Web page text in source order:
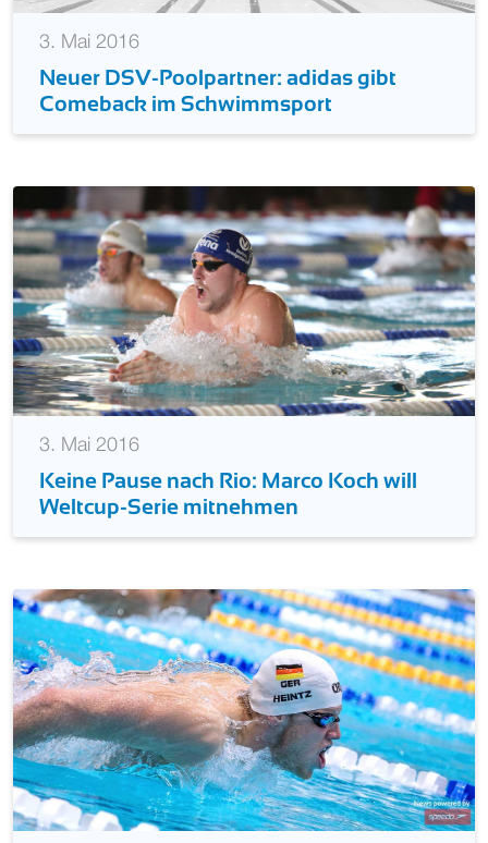
3. Mai 2016
Neuer DSV-Poolpartner: adidas gibt
Comeback im Schwimmsport
3. Mai 2016
Keine Pause nach Rio: Marco Koch will
Weltcup-Serie mitnehmen